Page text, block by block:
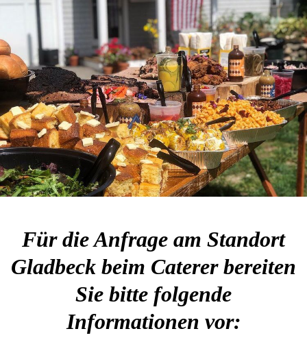
Für die Anfrage am Standort
Gladbeck beim Caterer bereiten
Sie bitte folgende
Informationen vor: